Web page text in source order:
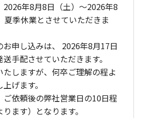
2026年8月8日（土）～2026年8
夏季休業とさせていただきま
お申し込みは、 2026年8月17日
送手配させていただきます。
たしますが、何卒ご理解の程よ
げます。
依頼後の弊社営業日の10日程
ます）となります。